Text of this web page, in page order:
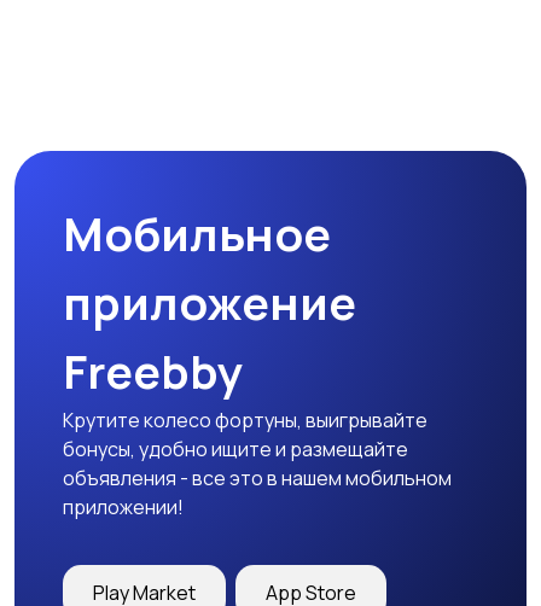
Мобильное
приложение
Freebby
Крутите колесо фортуны, выигрывайте
бонусы, удобно ищите и размещайте
объявления - все это в нашем мобильном
приложении!
Play Market App Store